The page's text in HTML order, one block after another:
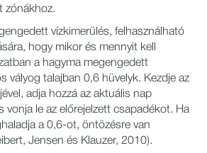
zónákhoz.
vízkimerülés, felhasználható
hogy mikor és mennyit kell
a hagyma megengedett
vályog talajban 0,6 hüvelyk. Kezdje az
adja hozzá az aktuális nap
vonja le az előrejelzett csapadékot. Ha
a 0,6-ot, öntözésre van
Jensen és Klauzer, 2010).